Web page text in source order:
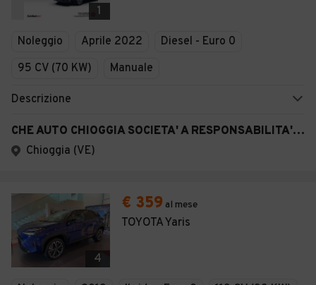
1
Noleggio Aprile 2022
Diesel - Euro 0
95 CV (70 KW)
Manuale
Descrizione
CHE AUTO CHIOGGIA SOCIETA' A RESPONSABILITA' LIMITATA SEMPLIFICAT A
Chioggia (VE)
4
€ 359 al mese
TOYOTA Yaris